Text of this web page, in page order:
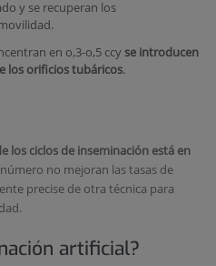
y se recuperan los
en o,3-o,5 ccy se introducen
los orificios tubáricos.
los ciclos de inseminación está en
no mejoran las tasas de
precise de otra técnica para
artificial?